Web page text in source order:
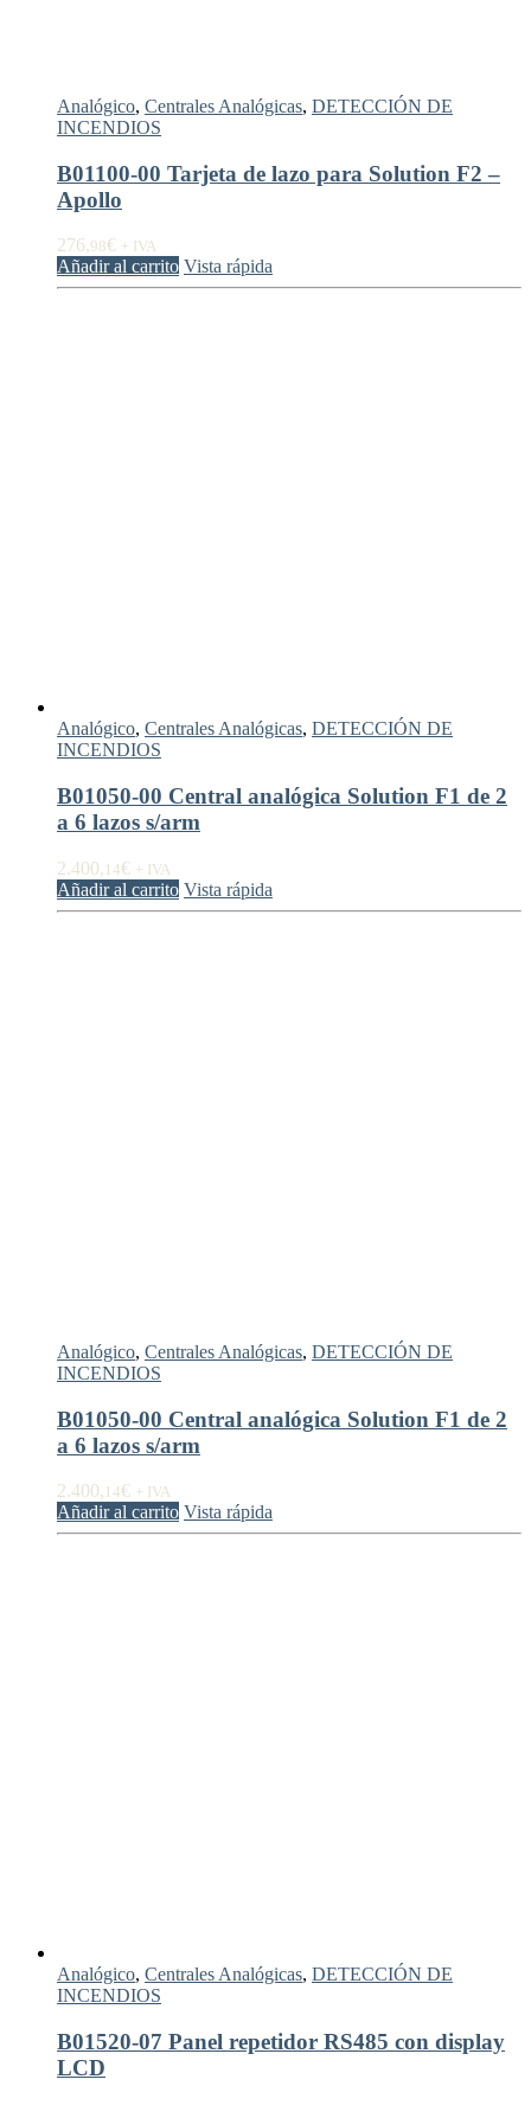
Analógico, Centrales Analógicas, DETECCIÓN DE
INCENDIOS
B01100-00 Tarjeta de lazo para Solution F2 –
Apollo
276,98€ + IVA
Añadir al carrito Vista rápida
Analógico, Centrales Analógicas, DETECCIÓN DE
INCENDIOS
B01050-00 Central analógica Solution F1 de 2
a 6 lazos s/arm
2.400, 14€ + IVA
Añadir al carrito Vista rápida
Analógico, Centrales Analógicas, DETECCIÓN DE
INCENDIOS
B01050-00 Central analógica Solution F1 de 2
a 6 lazos s/arm
2.400, 14€ + IVA
Añadir al carrito Vista rápida
Analógico, Centrales Analógicas, DETECCIÓN DE
INCENDIOS
B01520-07 Panel repetidor RS485 con display
LCD